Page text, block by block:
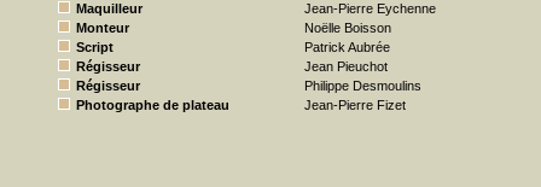
Maquilleur
Jean-Pierre Eychenne
Monteur
Noëlle Boisson
Script
Patrick Aubrée
Régisseur
Jean Pieuchot
Régisseur
Philippe Desmoulins
Photographe de plateau
Jean-Pierre Fizet